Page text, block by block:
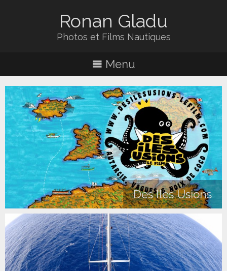
Ronan Gladu
Photos et Films Nautiques
Menu
Des Iles Usions